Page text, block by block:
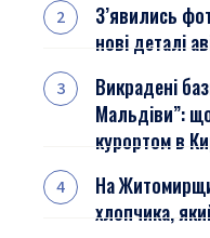
З’явились
нові деталі
Викрадені
Мальдіви”:
курортом в
На
хлопчика,